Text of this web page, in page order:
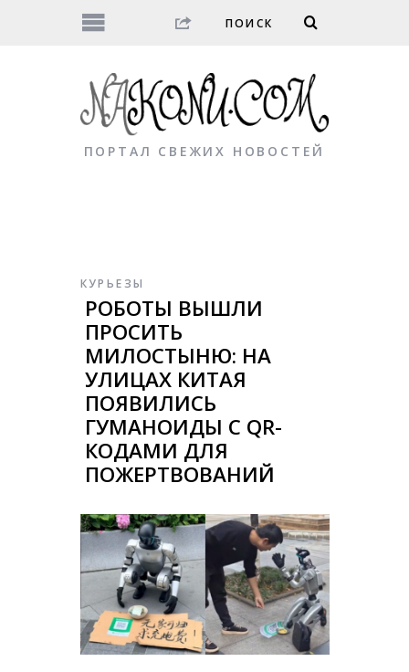
ПОРТАЛ СВЕЖИХ НОВОСТЕЙ
КУРЬЕЗЫ
РОБОТЫ ВЫШЛИ
ПРОСИТЬ
МИЛОСТЫНЮ: НА
УЛИЦАХ КИТАЯ
ПОЯВИЛИСЬ
ГУМАНОИДЫ С QR-
КОДАМИ ДЛЯ
ПОЖЕРТВОВАНИЙ